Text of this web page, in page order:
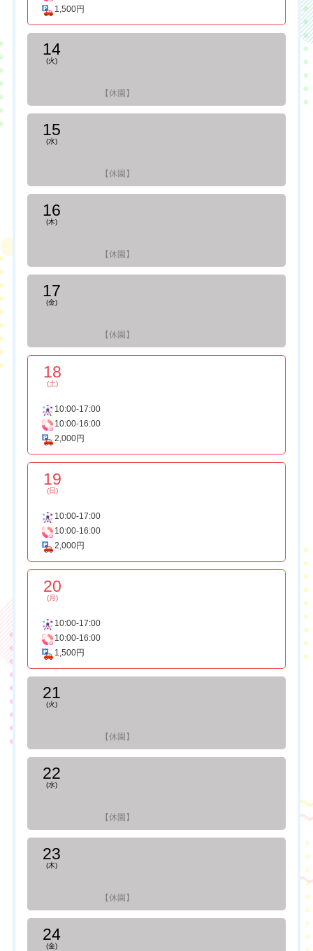
1,500円
14
(火)
【休園】
15
(水)
【休園】
16
(木)
【休園】
17
(金)
【休園】
18
(土)
10:00-17:00
10:00-16:00
2,000円
19
(日)
10:00-17:00
10:00-16:00
2,000円
20
(月)
10:00-17:00
10:00-16:00
1,500円
21
(火)
【休園】
22
(水)
【休園】
23
(木)
【休園】
24
(金)